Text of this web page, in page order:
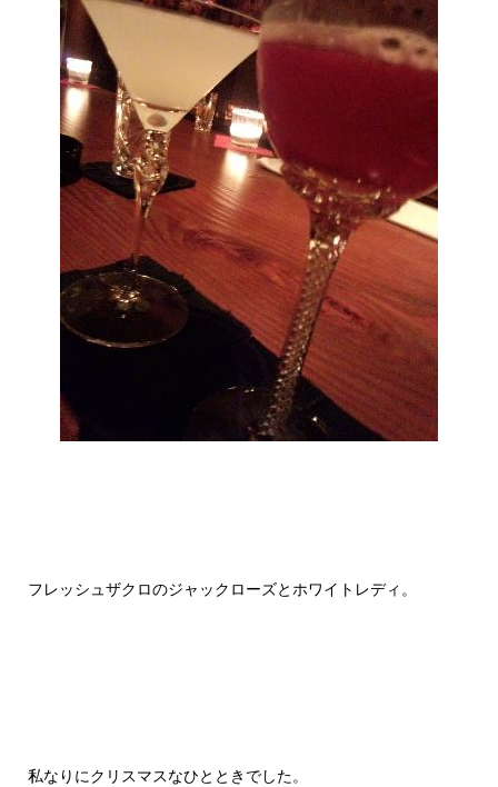
フレッシュザクロのジャックローズとホワイトレディ。
私なりにクリスマスなひとときでした。